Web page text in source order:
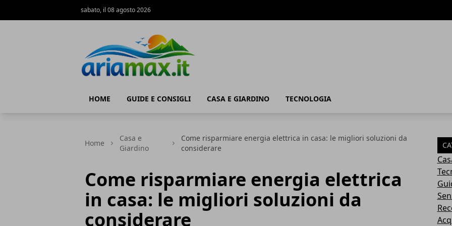
sabato, il 08 agosto 2026
HOME GUIDE E CONSIGLI CASA E GIARDINO TECNOLOGIA
Home
Casa e
Giardino
Come risparmiare energia elettrica in casa: le migliori soluzioni da
considerare
Come risparmiare energia elettrica
in casa: le migliori soluzioni da
considerare